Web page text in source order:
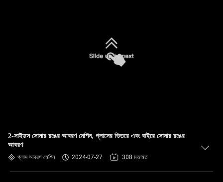
2-সাইডস সোনার রঙের আবরণ মেশিন, গ্লাসের ভিতরে এবং বাইরে সোনার রঙের
আবরণ
গ্লাস আবরণ মেশিন 2024-07-27 308 মতামত